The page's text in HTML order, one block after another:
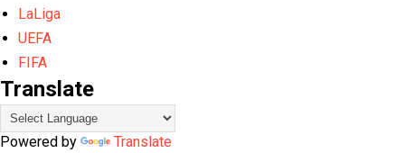
LaLiga
UEFA
FIFA
Translate
Powered by
Translate